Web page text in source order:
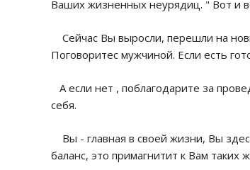
Ваших жизненных неурядиц. " Вот и
Сейчас Вы выросли, перешли на
Поговоритес мужчиной. Если есть
А если нет , поблагодарите за
себя.
Вы - главная в своей жизни, Вы
баланс, это примагнитит к Вам